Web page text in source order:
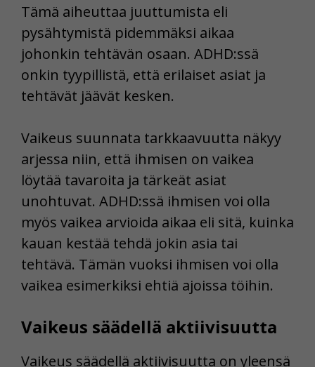
Tämä aiheuttaa juuttumista eli
pysähtymistä pidemmäksi aikaa
johonkin tehtävän osaan. ADHD:ssä
onkin tyypillistä, että erilaiset asiat ja
tehtävät jäävät kesken.
Vaikeus suunnata tarkkaavuutta näkyy
arjessa niin, että ihmisen on vaikea
löytää tavaroita ja tärkeät asiat
unohtuvat. ADHD:ssä ihmisen voi olla
myös vaikea arvioida aikaa eli sitä, kuinka
kauan kestää tehdä jokin asia tai
tehtävä. Tämän vuoksi ihmisen voi olla
vaikea esimerkiksi ehtiä ajoissa töihin.
Vaikeus säädellä aktiivisuutta
Vaikeus säädellä aktiivisuutta on yleensä